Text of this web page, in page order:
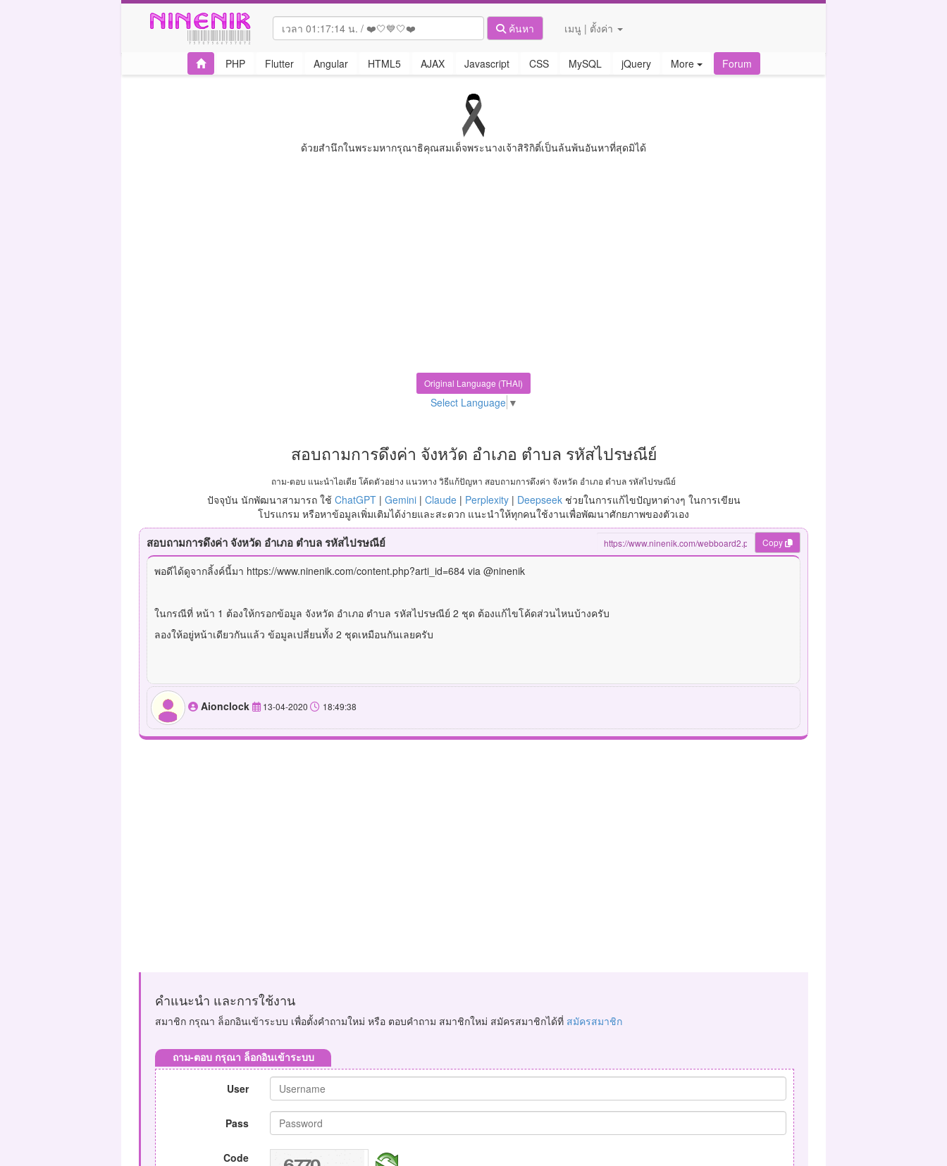
ค้นหา เมนู | ตั้งค่า
PHP Flutter Angular HTML5 AJAX Javascript CSS MySQL jQuery More Forum
ด้วยสํานึกในพระมหากรุณาธิคุณสมเด็จพระนางเจ้าสิริกิติ์เป็นล้นพ้นอันหาที่สุดมิได้
Original Language (THAI)
Select Language ▼
สอบถามการดึงค่า จังหวัด อำเภอ ตำบล รหัสไปรษณีย์
ถาม-ตอบ แนะนำไอเดีย โค้ดตัวอย่าง แนวทาง วิธีแก้ปัญหา สอบถามการดึงค่า จังหวัด อำเภอ ตำบล รหัสไปรษณีย์
ปัจจุบัน นักพัฒนาสามารถ ใช้ ChatGPT| Gemini| Claude| Perplexity| Deepseekช่วยในการแก้ไขปัญหาต่างๆ ในการเขียน
โปรแกรม หรือหาข้อมูลเพิ่มเติมได้ง่ายและสะดวก แนะนำให้ทุกคนใช้งานเพื่อพัฒนาศักยภาพของตัวเอง
สอบถามการดึงค่า จังหวัด อำเภอ ตำบล รหัสไปรษณีย์ Copy
พอดีได้ดูจากลิ้งค์นี้มา https://www.ninenik.com/content.php?arti_id=684 via @ninenik
ในกรณีที่ หน้า 1 ต้องให้กรอกข้อมูล จังหวัด อำเภอ ตำบล รหัสไปรษณีย์ 2 ชุด ต้องแก้ไขโค้ดส่วนไหนบ้างครับ
ลองให้อยู่หน้าเดียวกันแล้ว ข้อมูลเปลี่ยนทั้ง 2 ชุดเหมือนกันเลยครับ
Aionclock 13-04-2020 18:49:38
คำแนะนำ และการใช้งาน
สมาชิก กรุณา ล็อกอินเข้าระบบ เพื่อตั้งคำถามใหม่ หรือ ตอบคำถาม สมาชิกใหม่ สมัครสมาชิกได้ที่ สมัครสมาชิก
ถาม-ตอบ กรุณา ล็อกอินเข้าระบบ
User
Pass
Code